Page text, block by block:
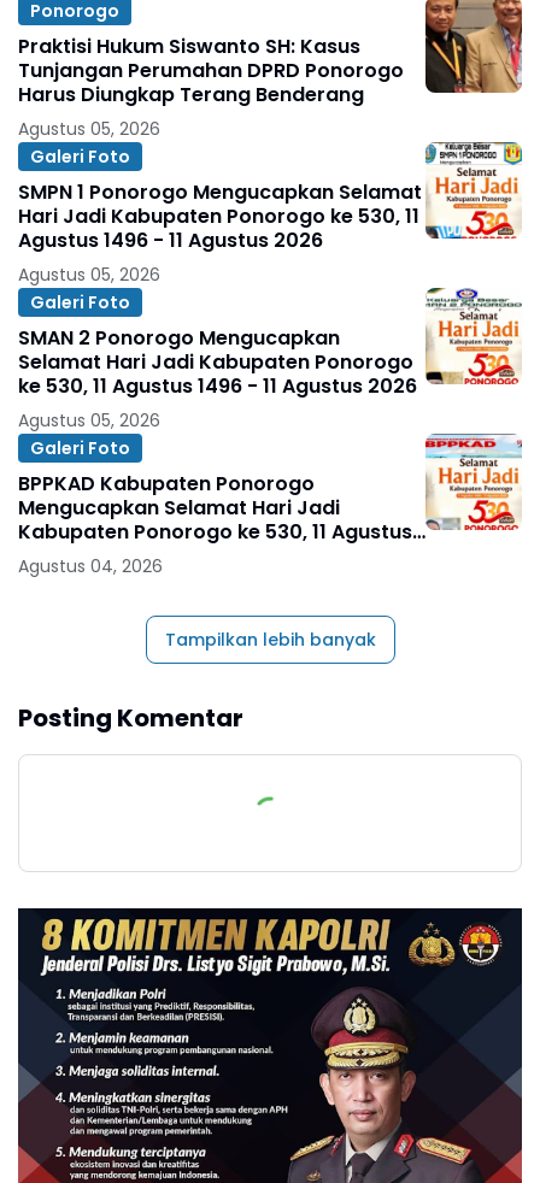
Ponorogo
Praktisi Hukum Siswanto SH: Kasus
Tunjangan Perumahan DPRD Ponorogo
Harus Diungkap Terang Benderang
Agustus 05, 2026
Galeri Foto
SMPN 1 Ponorogo Mengucapkan Selamat
Hari Jadi Kabupaten Ponorogo ke 530, 11
Agustus 1496 - 11 Agustus 2026
Agustus 05, 2026
Galeri Foto
SMAN 2 Ponorogo Mengucapkan
Selamat Hari Jadi Kabupaten Ponorogo
ke 530, 11 Agustus 1496 - 11 Agustus 2026
Agustus 05, 2026
Galeri Foto
BPPKAD Kabupaten Ponorogo
Mengucapkan Selamat Hari Jadi
Kabupaten Ponorogo ke 530, 11 Agustus
1496 - 11 Agustus 2026
Agustus 04, 2026
Tampilkan lebih banyak
Posting Komentar